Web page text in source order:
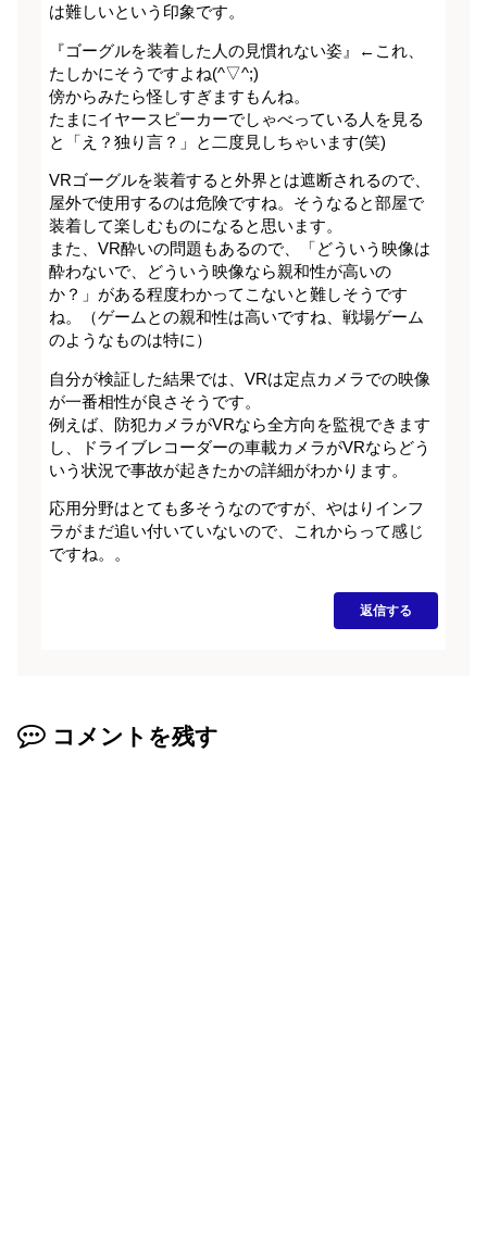
は難しいという印象です。
『ゴーグルを装着した人の見慣れない姿』←これ、
たしかにそうですよね(^▽^;)
傍からみたら怪しすぎますもんね。
たまにイヤースピーカーでしゃべっている人を見る
と「え？独り言？」と二度見しちゃいます(笑)
VRゴーグルを装着すると外界とは遮断されるので、
屋外で使用するのは危険ですね。そうなると部屋で
装着して楽しむものになると思います。
また、VR酔いの問題もあるので、「どういう映像は
酔わないで、どういう映像なら親和性が高いの
か？」がある程度わかってこないと難しそうです
ね。（ゲームとの親和性は高いですね、戦場ゲーム
のようなものは特に）
自分が検証した結果では、VRは定点カメラでの映像
が一番相性が良さそうです。
例えば、防犯カメラがVRなら全方向を監視できます
し、ドライブレコーダーの車載カメラがVRならどう
いう状況で事故が起きたかの詳細がわかります。
応用分野はとても多そうなのですが、やはりインフ
ラがまだ追い付いていないので、これからって感じ
ですね。。
返信する
コメントを残す